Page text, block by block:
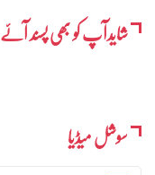
شایدآپ کو بھی پسند آئے
سوشل میڈیا